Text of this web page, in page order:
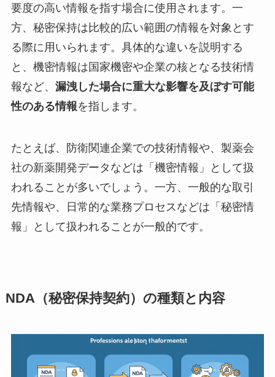
要度の高い情報を指す場合に使用されます。一
方、秘密保持は比較的広い範囲の情報を対象とす
る際に用いられます。具体的な違いを説明する
と、機密情報は国家機密や企業の核となる技術情
報など、 漏洩した場合に重大な影響を及ぼす可能
性のある情報を指します。
たとえば、防衛関連企業での技術情報や、製薬会
社の新薬開発データなどは「機密情報」として扱
われることが多いでしょう。一方、一般的な取引
先情報や、日常的な業務プロセスなどは「秘密情
報」として扱われることが一般的です。
NDA（秘密保持契約）の種類と内容